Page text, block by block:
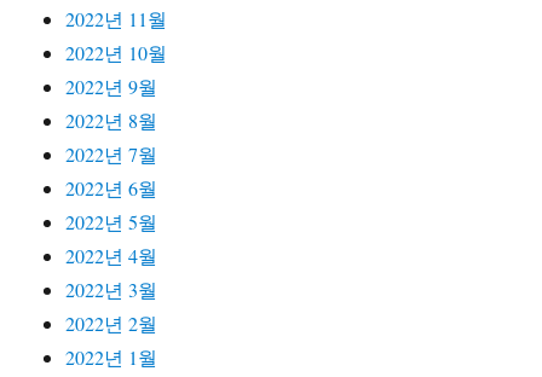
2022년 11월
2022년 10월
2022년 9월
2022년 8월
2022년 7월
2022년 6월
2022년 5월
2022년 4월
2022년 3월
2022년 2월
2022년 1월